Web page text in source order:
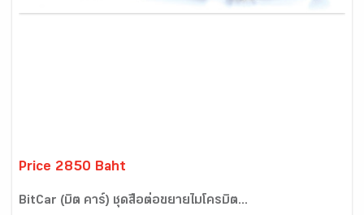
Price 2850 Baht
BitCar (บิต คาร์) ชุดสื่อต่อขยายไมโครบิต...